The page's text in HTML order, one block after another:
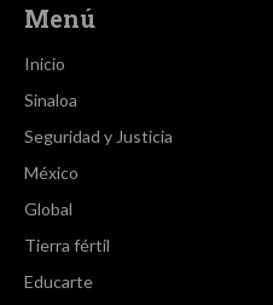
Menú
Inicio
Sinaloa
Seguridad y Justicia
México
Global
Tierra fértil
Educarte